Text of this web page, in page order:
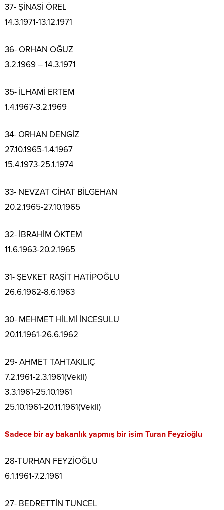
37- ŞİNASİ ÖREL
14.3.1971-13.12.1971
36- ORHAN OĞUZ
3.2.1969 – 14.3.1971
35- İLHAMİ ERTEM
1.4.1967-3.2.1969
34- ORHAN DENGİZ
27.10.1965-1.4.1967
15.4.1973-25.1.1974
33- NEVZAT CİHAT BİLGEHAN
20.2.1965-27.10.1965
32- İBRAHİM ÖKTEM
11.6.1963-20.2.1965
31- ŞEVKET RAŞİT HATİPOĞLU
26.6.1962-8.6.1963
30- MEHMET HİLMİ İNCESULU
20.11.1961-26.6.1962
29- AHMET TAHTAKILIÇ
7.2.1961-2.3.1961(Vekil)
3.3.1961-25.10.1961
25.10.1961-20.11.1961(Vekil)
Sadece bir ay bakanlık yapmış bir isim Turan Feyzioğlu
28-TURHAN FEYZİOĞLU
6.1.1961-7.2.1961
27- BEDRETTİN TUNCEL